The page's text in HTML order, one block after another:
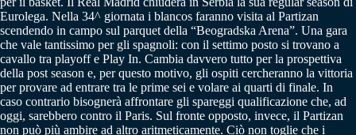
Eurolega. Nella 34^ giornata i blancos faranno visita al Partizan
scendendo in campo sul parquet della “Beogradska Arena”. Una gara
che vale tantissimo per gli spagnoli: con il settimo posto si trovano a
cavallo tra playoff e Play In. Cambia davvero tutto per la prospettiva
della post season e, per questo motivo, gli ospiti cercheranno la vittoria
per provare ad entrare tra le prime sei e volare ai quarti di finale. In
caso contrario bisognerà affrontare gli spareggi qualificazione che, ad
oggi, sarebbero contro il Paris. Sul fronte opposto, invece, il Partizan
non può più ambire ad altro aritmeticamente. Ciò non toglie che i